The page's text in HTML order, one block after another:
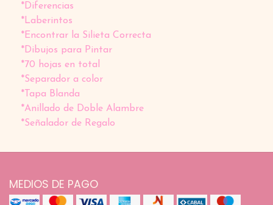
*Diferencias
*Laberintos
*Encontrar la Silieta Correcta
*Dibujos para Pintar
*70 hojas en total
*Separador a color
*Tapa Blanda
*Anillado de Doble Alambre
*Señalador de Regalo
MEDIOS DE PAGO